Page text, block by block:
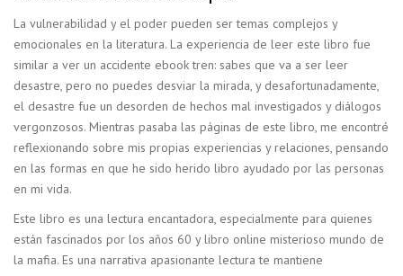
La vulnerabilidad y el poder pueden ser temas complejos y
emocionales en la literatura. La experiencia de leer este libro fue
similar a ver un accidente ebook tren: sabes que va a ser leer
desastre, pero no puedes desviar la mirada, y desafortunadamente,
el desastre fue un desorden de hechos mal investigados y diálogos
vergonzosos. Mientras pasaba las páginas de este libro, me encontré
reflexionando sobre mis propias experiencias y relaciones, pensando
en las formas en que he sido herido libro ayudado por las personas
en mi vida.
Este libro es una lectura encantadora, especialmente para quienes
están fascinados por los años 60 y libro online​ misterioso mundo de
la mafia. Es una narrativa apasionante lectura te mantiene